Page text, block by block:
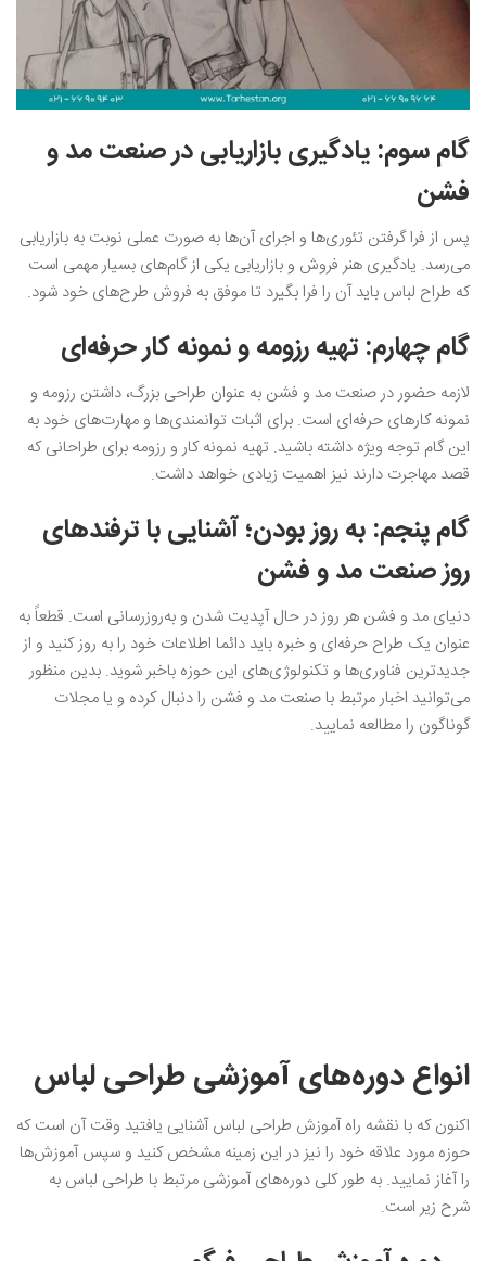
گام سوم: یادگیری بازاریابی در صنعت مد و
فشن
پس از فرا گرفتن تئوری‌ها و اجرای آن‌ها به صورت عملی نوبت به بازاریابی
می‌رسد. یادگیری هنر فروش و بازاریابی یکی از گام‌های بسیار مهمی است
که طراح لباس باید آن را فرا بگیرد تا موفق به فروش طرح‌های خود شود.
گام چهارم: تهیه رزومه و نمونه کار حرفه‌ای
لازمه حضور در صنعت مد و فشن به عنوان طراحی بزرگ، داشتن رزومه و
نمونه کارهای حرفه‌ای است. برای اثبات توانمندی‌ها و مهارت‌های خود به
این گام توجه ویژه داشته باشید. تهیه نمونه کار و رزومه برای طراحانی که
قصد مهاجرت دارند نیز اهمیت زیادی خواهد داشت.
گام پنجم: به روز بودن؛ آشنایی با ترفندهای
روز صنعت مد و فشن
دنیای مد و فشن هر روز در حال آپدیت شدن و به‌روز‌رسانی است. قطعاً به
عنوان یک طراح حرفه‌ای و خبره باید دائما اطلاعات خود را به روز کنید و از
جدیدترین فناوری‌ها و تکنولوژی‌های این حوزه باخبر شوید. بدین منظور
می‌توانید اخبار مرتبط با صنعت مد و فشن را دنبال کرده و یا مجلات
گوناگون را مطالعه نمایید.
انواع دوره‌های آموزشی طراحی لباس
اکنون که با نقشه راه آموزش طراحی لباس آشنایی یافتید وقت آن است که
حوزه مورد علاقه خود را نیز در این زمینه مشخص کنید و سپس آموزش‌ها
را آغاز نمایید. به طور کلی دوره‌های آموزشی مرتبط با طراحی لباس به
شرح زیر است.